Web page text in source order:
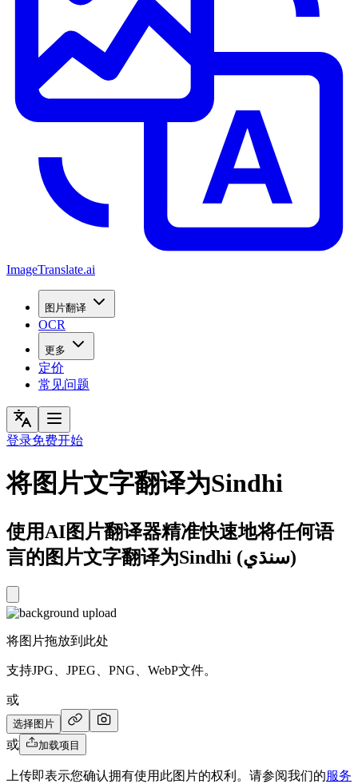
ImageTranslate.ai
图片翻译
OCR
更多
定价
常见问题
登录免费开始
将图片文字翻译为Sindhi
使用AI图片翻译器精准快速地将任何语
言的图片文字翻译为Sindhi (سنڌي)
将图片拖放到此处
支持JPG、JPEG、PNG、WebP文件。
或
选择图片
或 加载项目
上传即表示您确认拥有使用此图片的权利。请参阅我们的服务